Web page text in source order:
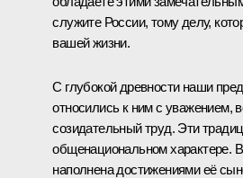
служите России, тому делу,
вашей жизни.
С глубокой древности наши
относились к ним с уважением,
созидательный труд. Эти
общенациональном характере.
наполнена достижениями её